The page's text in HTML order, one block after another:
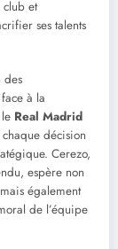
et
ses talents
des
à la
Real Madrid
chaque décision
Cerezo,
espère non
également
de l’équipe